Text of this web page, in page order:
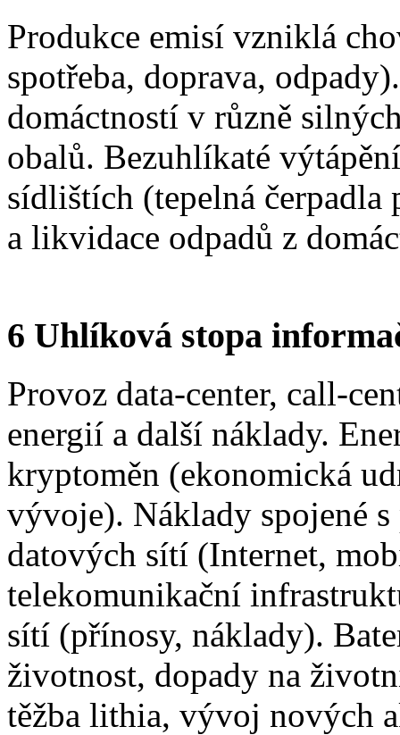
Produkce emisí vzniklá
spotřeba, doprava,
domáctností v různě
obalů. Bezuhlíkaté
sídlištích (tepelná čerpadla
a likvidace odpadů z
6 Uhlíková stopa
Provoz data-center, call-
energií a další náklady.
kryptoměn (ekonomická
vývoje). Náklady spojené
datových sítí (Internet,
telekomunikační
sítí (přínosy, náklady).
životnost, dopady na
těžba lithia, vývoj nových